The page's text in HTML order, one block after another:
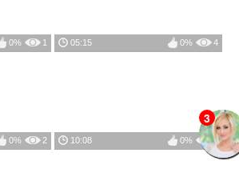
1
0% 05:15 4
0%
2
0% 10:08 1
0%
3